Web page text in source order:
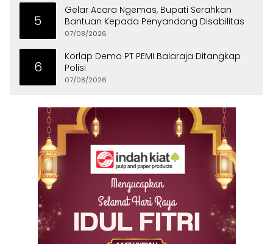
5
Gelar Acara Ngemas, Bupati Serahkan
Bantuan Kepada Penyandang Disabilitas
07/08/2026
6
Korlap Demo PT PEMI Balaraja Ditangkap
Polisi
07/08/2026